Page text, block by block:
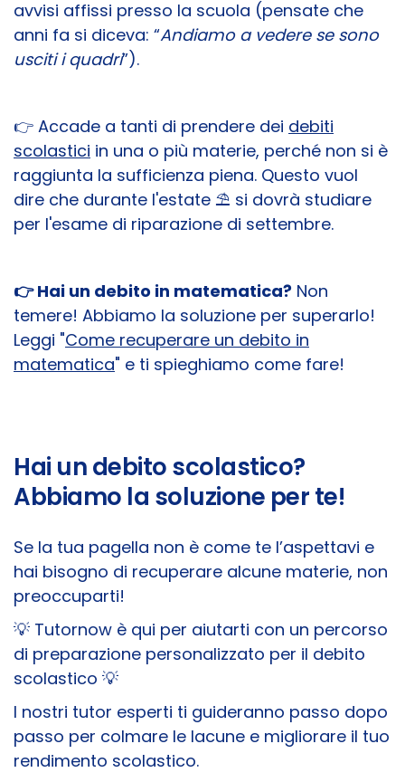
avvisi affissi presso la scuola (pensate che
anni fa si diceva: “Andiamo a vedere se sono
usciti i quadri”).
👉​ Accade a tanti di prendere dei debiti
scolastici in una o più materie, perché non si è
raggiunta la sufficienza piena. Questo vuol
dire che durante l'estate ⛱️​ si dovrà studiare
per l'esame di riparazione di settembre.
👉 Hai un debito in matematica? Non
temere! Abbiamo la soluzione per superarlo!
Leggi "Come recuperare un debito in
matematica" e ti spieghiamo come fare!
Hai un debito scolastico?
Abbiamo la soluzione per te!
Se la tua pagella non è come te l’aspettavi e
hai bisogno di recuperare alcune materie, non
preoccuparti!
💡 Tutornow è qui per aiutarti con un percorso
di preparazione personalizzato per il debito
scolastico 💡
I nostri tutor esperti ti guideranno passo dopo
passo per colmare le lacune e migliorare il tuo
rendimento scolastico.